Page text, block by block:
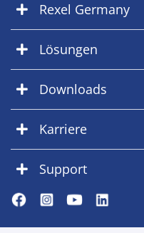
Rexel Germany
Lösungen
Downloads
Karriere
Support